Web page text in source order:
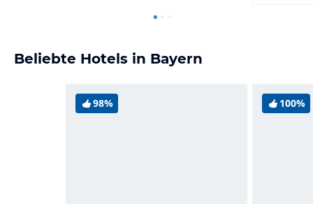
Beliebte Hotels in Bayern
98% 100%